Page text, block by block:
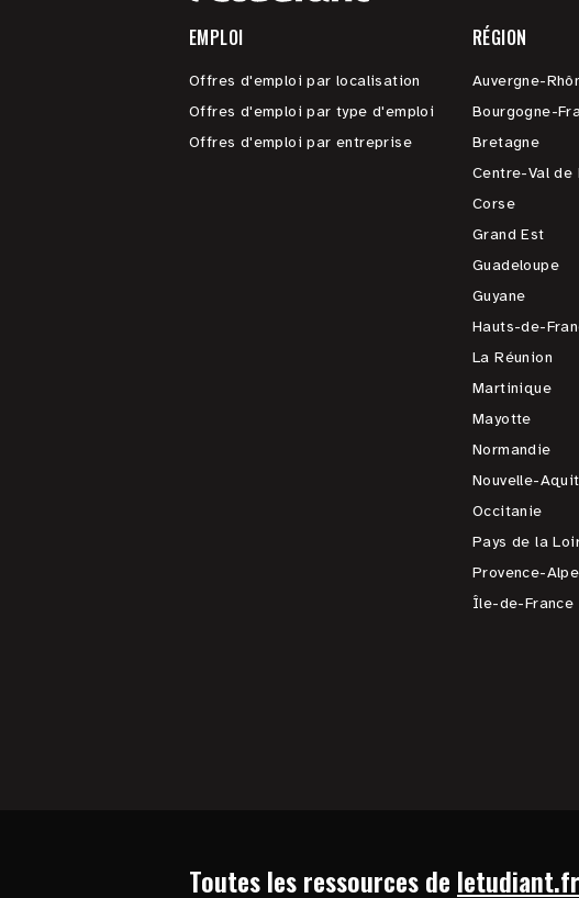
EMPLOI
Offres d'emploi par localisation
Offres d'emploi par type d'emploi
Offres d'emploi par entreprise
RÉGION
Auvergne-
Bourgogne-
Bretagne
Centre-Val de
Corse
Grand Est
Guadeloupe
Guyane
Hauts-de-
La Réunion
Martinique
Mayotte
Normandie
Nouvelle-
Occitanie
Pays de la
Provence-
Île-de-France
Toutes les ressources de letudiant.fr